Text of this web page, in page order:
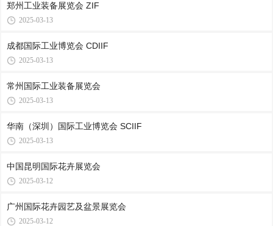
郑州工业装备展览会 ZIF
2025-03-13
成都国际工业博览会 CDIIF
2025-03-13
常州国际工业装备展览会
2025-03-13
华南（深圳）国际工业博览会 SCIIF
2025-03-13
中国昆明国际花卉展览会
2025-03-12
广州国际花卉园艺及盆景展览会
2025-03-12